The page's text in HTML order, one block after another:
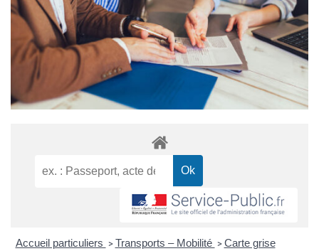
Accueil particuliers > Transports – Mobilité > Carte grise